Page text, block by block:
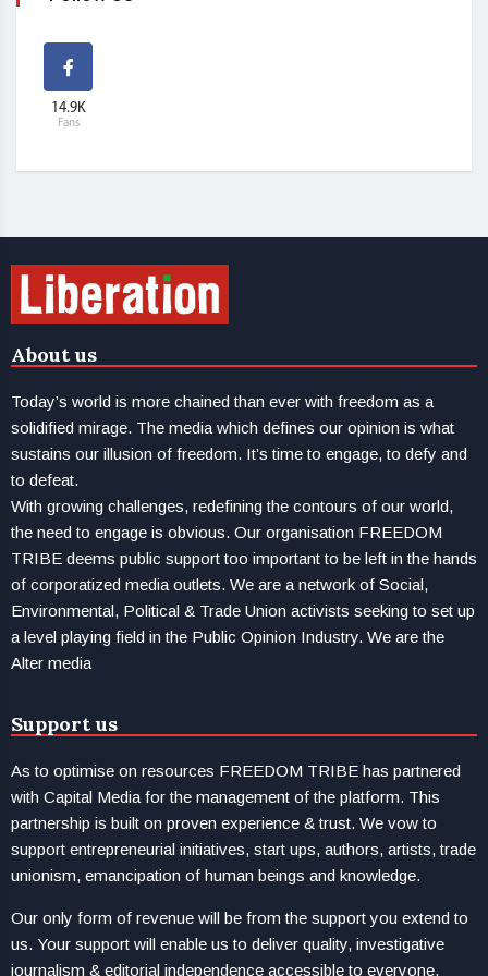
14.9K
Fans
About us
Today’s world is more chained than ever with freedom as a
solidified mirage. The media which defines our opinion is what
sustains our illusion of freedom. It’s time to engage, to defy and
to defeat.
With growing challenges, redefining the contours of our world,
the need to engage is obvious. Our organisation FREEDOM
TRIBE deems public support too important to be left in the hands
of corporatized media outlets. We are a network of Social,
Environmental, Political & Trade Union activists seeking to set up
a level playing field in the Public Opinion Industry. We are the
Alter media
Support us
As to optimise on resources FREEDOM TRIBE has partnered
with Capital Media for the management of the platform. This
partnership is built on proven experience & trust. We vow to
support entrepreneurial initiatives, start ups, authors, artists, trade
unionism, emancipation of human beings and knowledge.
Our only form of revenue will be from the support you extend to
us. Your support will enable us to deliver quality, investigative
journalism & editorial independence accessible to everyone.